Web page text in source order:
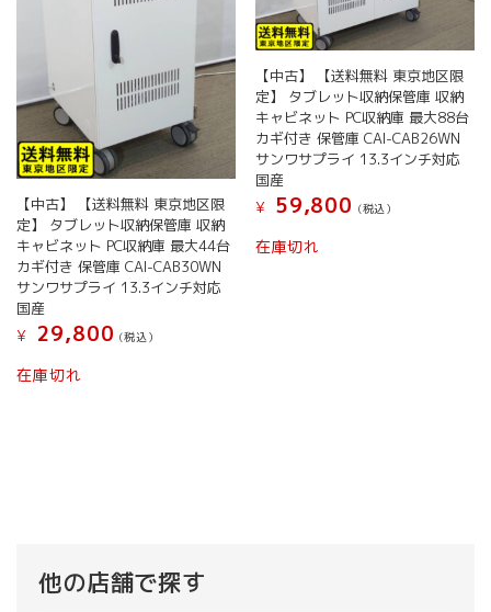
【中古】 【送料無料 東京地区限
定】 タブレット収納保管庫 収納
キャビネット PC収納庫 最大44台
カギ付き 保管庫 CAI-CAB30WN
サンワサプライ 13.3インチ対応
国産
¥
29,800 (税込）
在庫切れ
【中古】 【送料無料 東京地区限
定】 タブレット収納保管庫 収納
キャビネット PC収納庫 最大88台
カギ付き 保管庫 CAI-CAB26WN
サンワサプライ 13.3インチ対応
国産
¥
59,800 (税込）
在庫切れ
他の店舗で探す